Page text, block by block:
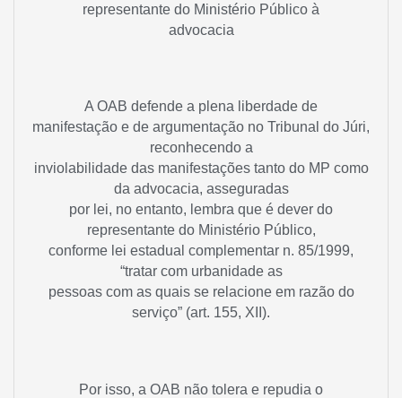
representante do Ministério Público à
advocacia
A OAB defende a plena liberdade de
manifestação e de argumentação no Tribunal do Júri,
reconhecendo a
inviolabilidade das manifestações tanto do MP como
da advocacia, asseguradas
por lei, no entanto, lembra que é dever do
representante do Ministério Público,
conforme lei estadual complementar n. 85/1999,
“tratar com urbanidade as
pessoas com as quais se relacione em razão do
serviço” (art. 155, XII).
Por isso, a OAB não tolera e repudia o